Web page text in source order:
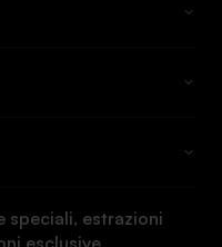
speciali, estrazioni
esclusive.